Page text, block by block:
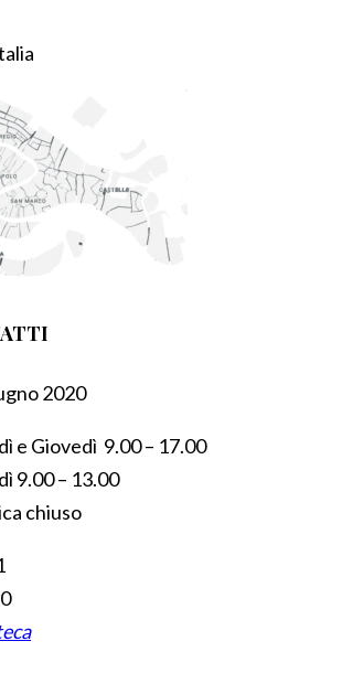
2020
e Giovedì 9.00 – 17.00
9.00 – 13.00
chiuso